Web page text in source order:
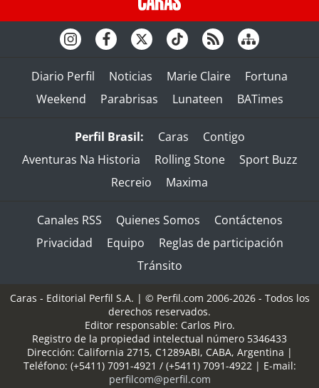
Diario Perfil Noticias Marie Claire
Fortuna
Weekend
Parabrisas Lunateen BATimes
Perfil Brasil: Caras
Contigo
Aventuras Na Historia
Rolling Stone
Sport Buzz
Recreio
Maxima
Canales RSS Quienes Somos
Contáctenos
Privacidad
Equipo
Reglas de participación
Tránsito
Caras - Editorial Perfil S.A. | © Perfil.com 2006-2026 - Todos los
derechos reservados.
Editor responsable: Carlos Piro.
Registro de la propiedad intelectual número 5346433
Dirección: California 2715, C1289ABI, CABA, Argentina |
Teléfono: (+5411) 7091-4921 / (+5411) 7091-4922 | E-mail:
perfilcom@perfil.com